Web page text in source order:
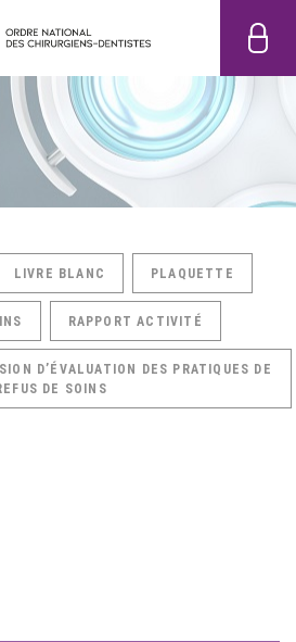
LIVRE BLANC PLAQUETTE
RAPPORT ACTIVITÉ
D’ÉVALUATION DES PRATIQUES DE
DE SOINS